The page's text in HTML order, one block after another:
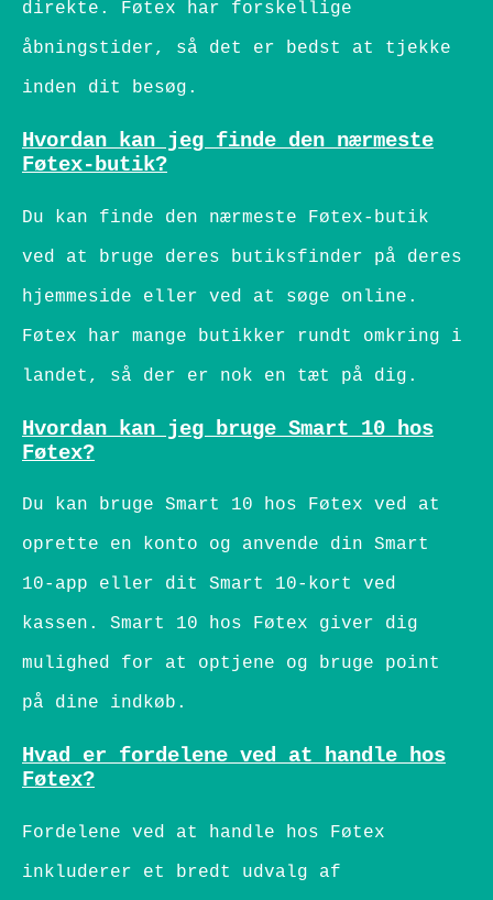
direkte. Føtex har forskellige
åbningstider, så det er bedst at tjekke
inden dit besøg.
Hvordan kan jeg finde den nærmeste
Føtex-butik?
Du kan finde den nærmeste Føtex-butik
ved at bruge deres butiksfinder på deres
hjemmeside eller ved at søge online.
Føtex har mange butikker rundt omkring i
landet, så der er nok en tæt på dig.
Hvordan kan jeg bruge Smart 10 hos
Føtex?
Du kan bruge Smart 10 hos Føtex ved at
oprette en konto og anvende din Smart
10-app eller dit Smart 10-kort ved
kassen. Smart 10 hos Føtex giver dig
mulighed for at optjene og bruge point
på dine indkøb.
Hvad er fordelene ved at handle hos
Føtex?
Fordelene ved at handle hos Føtex
inkluderer et bredt udvalg af